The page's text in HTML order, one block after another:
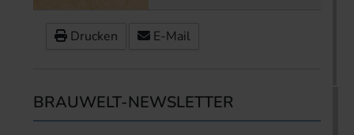
Drucken E-Mail
BRAUWELT-NEWSLETTER